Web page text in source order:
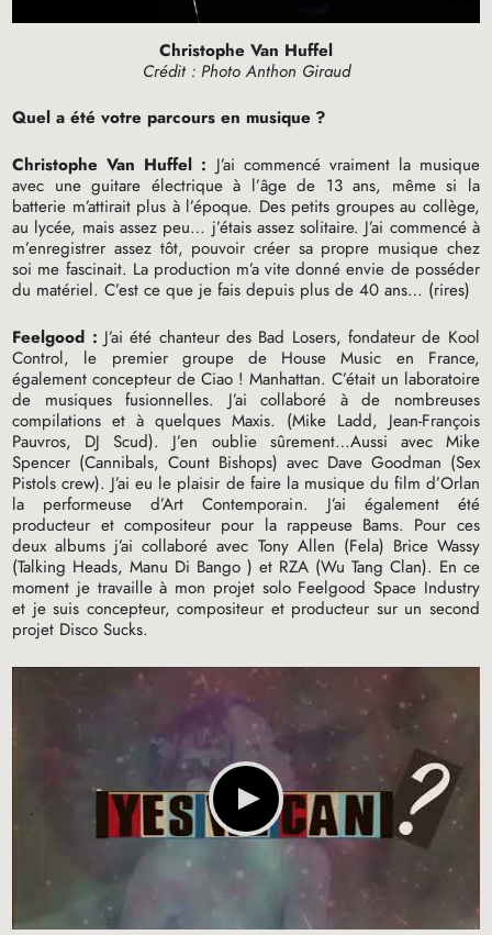
Christophe Van Huffel
Crédit : Photo Anthon Giraud
Quel a été votre parcours en musique ?
Christophe Van Huffel : J’ai commencé vraiment la musique
avec une guitare électrique à l’âge de 13 ans, même si la
batterie m’attirait plus à l’époque. Des petits groupes au collège,
au lycée, mais assez peu… j’étais assez solitaire. J’ai commencé à
m’enregistrer assez tôt, pouvoir créer sa propre musique chez
soi me fascinait. La production m’a vite donné envie de posséder
du matériel. C’est ce que je fais depuis plus de 40 ans… (rires)
Feelgood : J’ai été chanteur des Bad Losers, fondateur de Kool
Control, le premier groupe de House Music en France,
également concepteur de Ciao ! Manhattan. C’était un laboratoire
de musiques fusionnelles. J’ai collaboré à de nombreuses
compilations et à quelques Maxis. (Mike Ladd, Jean-François
Pauvros, DJ Scud). J’en oublie sûrement…Aussi avec Mike
Spencer (Cannibals, Count Bishops) avec Dave Goodman (Sex
Pistols crew). J’ai eu le plaisir de faire la musique du film d’Orlan
la performeuse d’Art Contemporain. J’ai également été
producteur et compositeur pour la rappeuse Bams. Pour ces
deux albums j’ai collaboré avec Tony Allen (Fela) Brice Wassy
(Talking Heads, Manu Di Bango ) et RZA(Wu Tang Clan). En ce
moment je travaille à mon projet solo Feelgood Space Industry
et je suis concepteur, compositeur et producteur sur un second
projet Disco Sucks.